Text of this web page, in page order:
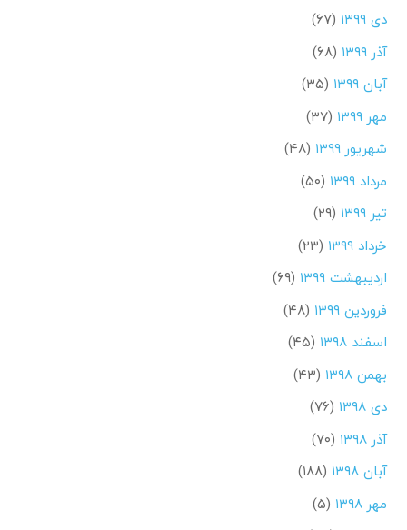
دی ۱۳۹۹
(۶۷)
آذر ۱۳۹۹
(۶۸)
آبان ۱۳۹۹
(۳۵)
مهر ۱۳۹۹
(۳۷)
شهریور ۱۳۹۹
(۴۸)
مرداد ۱۳۹۹
(۵۰)
تیر ۱۳۹۹
(۲۹)
خرداد ۱۳۹۹
(۲۳)
اردیبهشت ۱۳۹۹
(۶۹)
فروردین ۱۳۹۹
(۴۸)
اسفند ۱۳۹۸
(۴۵)
بهمن ۱۳۹۸
(۴۳)
دی ۱۳۹۸
(۷۶)
آذر ۱۳۹۸
(۷۰)
آبان ۱۳۹۸
(۱۸۸)
مهر ۱۳۹۸
(۵)